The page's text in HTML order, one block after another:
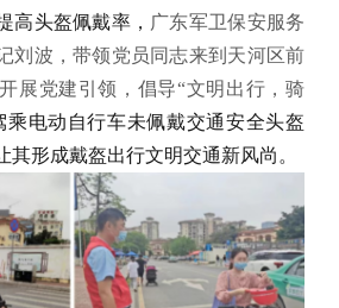
高头盔佩戴率， 广东军卫保安服务
刘波，带领党员同志来到天河区前
展党建引领，倡导“文明出行，骑
乘电动自行车未佩戴交通安全头盔
其形成戴盔出行文明交通新风尚。